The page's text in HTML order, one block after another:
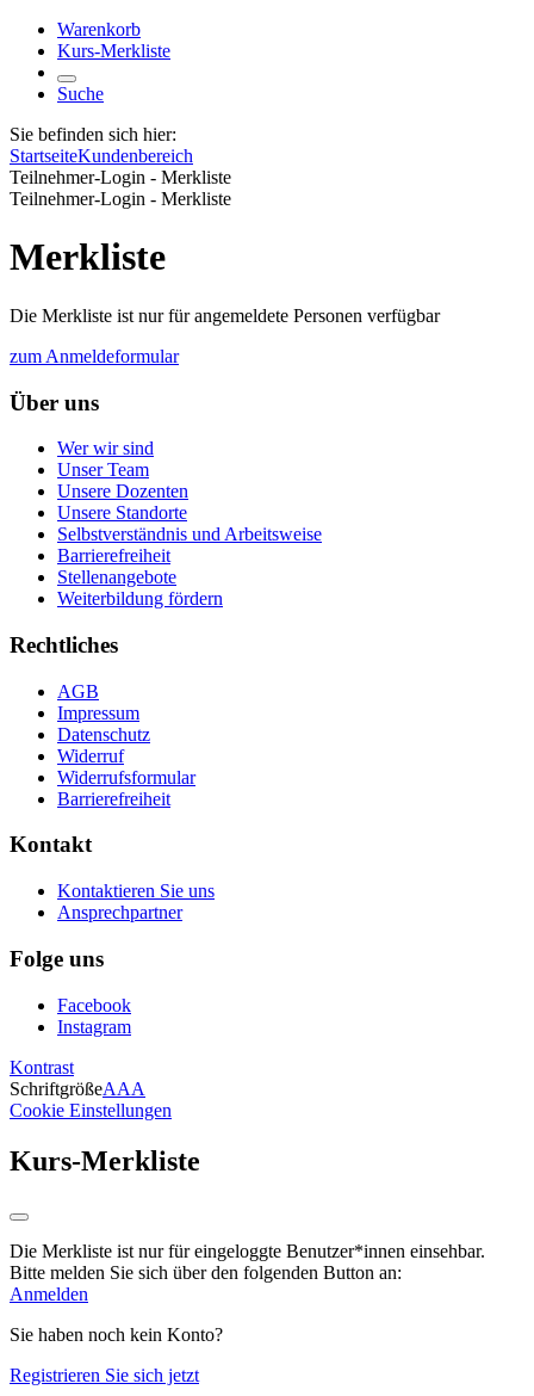
Warenkorb
Kurs-Merkliste
Suche
Sie befinden sich hier:
StartseiteKundenbereich
Teilnehmer-Login - Merkliste
Teilnehmer-Login - Merkliste
Merkliste
Die Merkliste ist nur für angemeldete Personen verfügbar
zum Anmeldeformular
Über uns
Wer wir sind
Unser Team
Unsere Dozenten
Unsere Standorte
Selbstverständnis und Arbeitsweise
Barrierefreiheit
Stellenangebote
Weiterbildung fördern
Rechtliches
AGB
Impressum
Datenschutz
Widerruf
Widerrufsformular
Barrierefreiheit
Kontakt
Kontaktieren Sie uns
Ansprechpartner
Folge uns
Facebook
Instagram
Kontrast
SchriftgrößeAAA
Cookie Einstellungen
Kurs-Merkliste
Die Merkliste ist nur für eingeloggte Benutzer*innen einsehbar.
Bitte melden Sie sich über den folgenden Button an:
Anmelden
Sie haben noch kein Konto?
Registrieren Sie sich jetzt